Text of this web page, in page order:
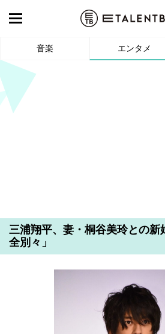
音楽 エンタメ
三浦翔平、妻・桐谷美玲との新
全別々」